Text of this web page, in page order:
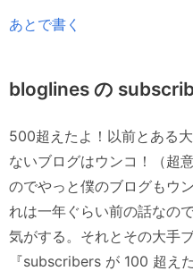
あとで書く
bloglines の
500超えたよ！以前とある
ないブログはウンコ！（超
のでやっと僕のブログもウ
れは一年ぐらい前の話なの
気がする。それとその大手
『subscribers が 100 超え